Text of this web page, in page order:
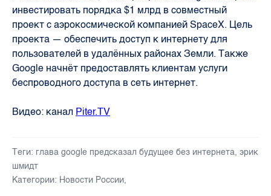
инвестировать порядка $1 млрд в совместный
проект с аэрокосмической компанией SpaceX. Цель
проекта — обеспечить доступ к интернету для
пользователей в удалённых районах Земли. Также
Google начнёт предоставлять клиентам услуги
беспроводного доступа в сеть интернет.
Видео: канал Piter.TV
Теги: глава google предсказал будущее без интернета, эрик
шмидт
Категории: Новости России,